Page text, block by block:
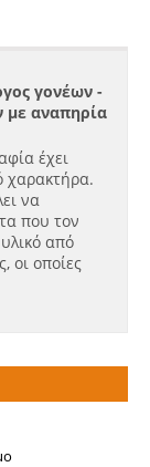
γονέων -
αναπηρία
έχει
χαρακτήρα.
να
που τον
από
οι οποίες